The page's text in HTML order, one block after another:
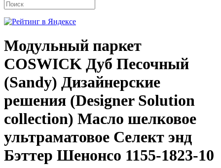
Модульный паркет
COSWICK Дуб Песочный
(Sandy) Дизайнерские
решения (Designer Solution
collection) Масло шелковое
ультраматовое Селект энд
Бэттер Шенонсо 1155-1823-10